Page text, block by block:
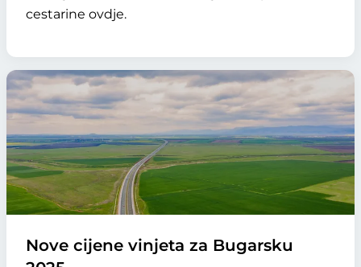
cestarine ovdje.
Nove cijene vinjeta za Bugarsku